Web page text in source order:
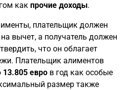
как прочие доходы.
плательщик должен
вычет, а получатель должен
что он облагает
Плательщик алиментов
13.805 евро в год как особые
размер также